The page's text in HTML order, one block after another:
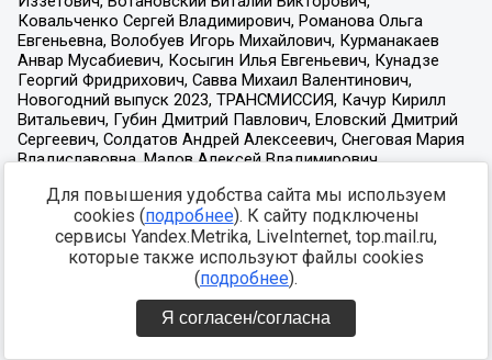
Для повышения удобства сайта мы используем
cookies (подробнее). К сайту подключены
сервисы Yandex.Metrika, LiveInternet, top.mail.ru,
которые также используют файлы cookies
(подробнее).
Я согласен/согласна